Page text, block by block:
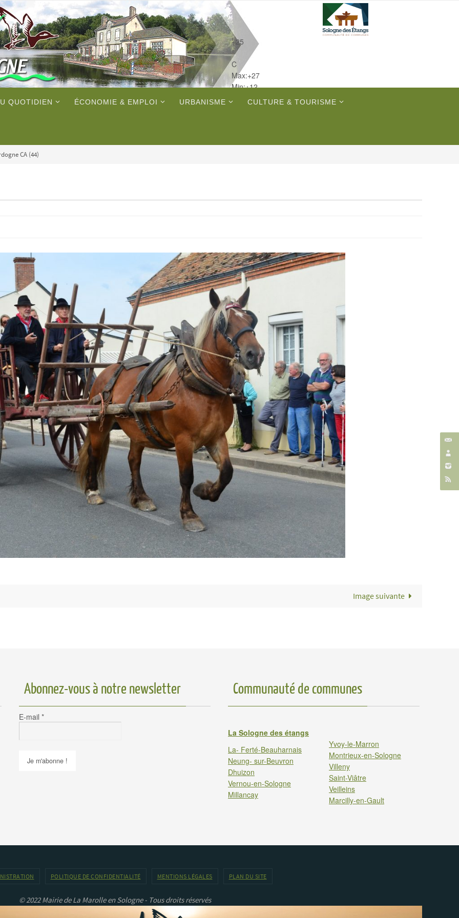
+25
°
C
Max:+27
Min:+12
Sam.
QUOTIDIEN ÉCONOMIE & EMPLOI URBANISME CULTURE & TOURISME
CA (44)
Image suivante
Abonnez-vous à notre newsletter
E-mail *
Communauté de communes
La Sologne des étangs
La- Ferté-Beauharnais
Neung- sur-Beuvron
Dhuizon
Vernou-en-Sologne
Millancay
Yvoy-le-Marron
Montrieux-en-Sologne
Villeny
Saint-Viâtre
Veilleins
Marcilly-en-Gault
POLITIQUE DE CONFIDENTIALITÉ MENTIONS LÉGALES PLAN DU SITE
© 2022 Mairie de La Marolle en Sologne - Tous droits réservés